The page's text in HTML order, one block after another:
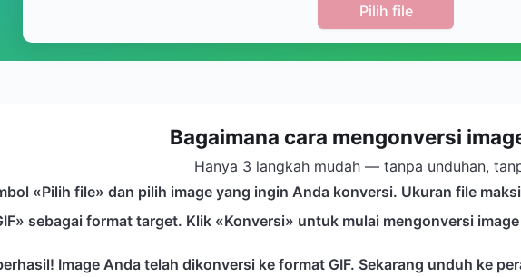
Pilih file
Bagaimana cara mengonversi
Hanya 3 langkah mudah — tanpa unduhan,
«Pilih file» dan pilih image yang ingin Anda konversi. Ukuran file
sebagai format target. Klik «Konversi» untuk mulai mengonversi
Image Anda telah dikonversi ke format GIF. Sekarang unduh ke